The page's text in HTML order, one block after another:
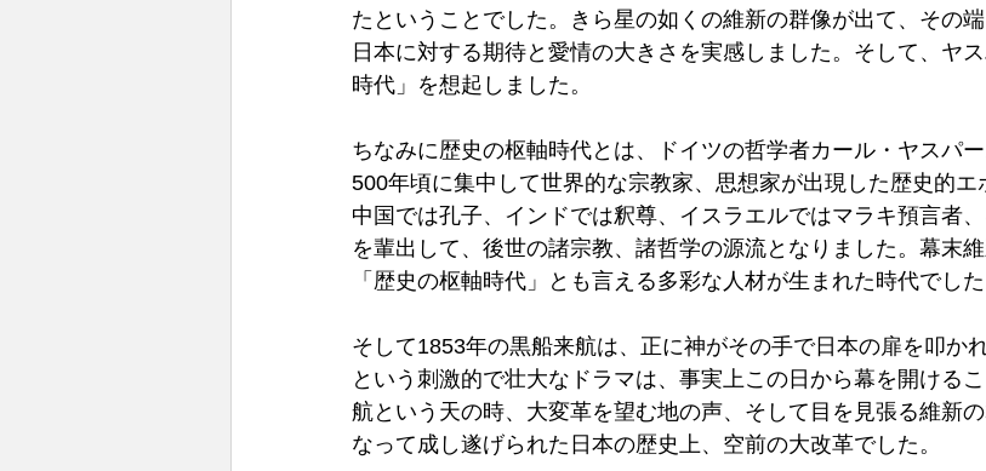
たということでした。きら星の如くの維新の群像が出て、その
日本に対する期待と愛情の大きさを実感しました。そして、ヤ
時代」を想起しました。
ちなみに歴史の枢軸時代とは、ドイツの哲学者カール・ヤスパ
500年頃に集中して世界的な宗教家、思想家が出現した歴史的エ
中国では孔子、インドでは釈尊、イスラエルではマラキ預言者
を輩出して、後世の諸宗教、諸哲学の源流となりました。幕末
「歴史の枢軸時代」とも言える多彩な人材が生まれた時代でした
そして1853年の黒船来航は、正に神がその手で日本の扉を叩か
という刺激的で壮大なドラマは、事実上この日から幕を開ける
航という天の時、大変革を望む地の声、そして目を見張る維新
なって成し遂げられた日本の歴史上、空前の大改革でした。